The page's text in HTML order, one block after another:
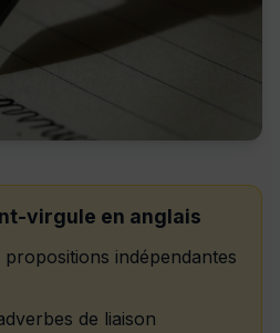
virgule en anglais
indépendantes
de liaison